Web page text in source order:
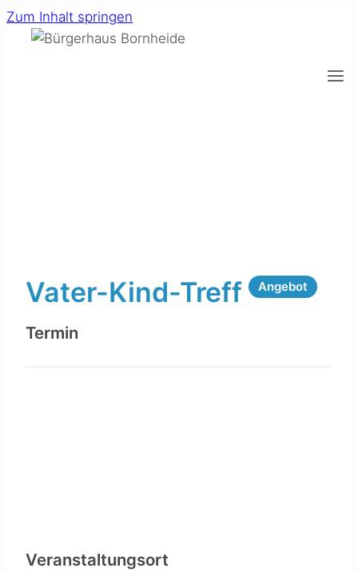
Zum Inhalt springen
Vater-Kind-Treff Angebot
Termin
Veranstaltungsort